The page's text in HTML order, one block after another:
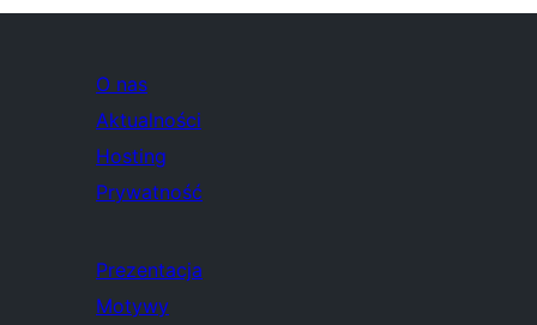
O nas
Aktualności
Hosting
Prywatność
Prezentacja
Motywy